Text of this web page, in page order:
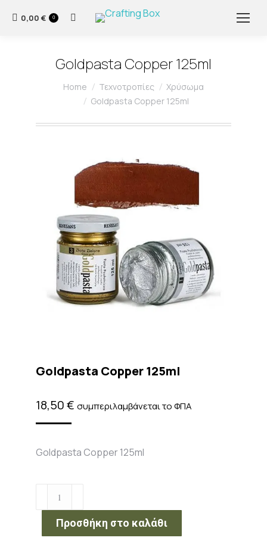
0,00 € 0 Search:
Goldpasta Copper 125ml
You are here:
Home Τεχνοτροπίες
Χρύσωμα
Goldpasta Copper 125ml
Goldpasta Copper 125ml
18,50€ συμπεριλαμβάνεται το ΦΠΑ
Goldpasta Copper 125ml
125ml
ποσότητα
Προσθήκη στο καλάθι